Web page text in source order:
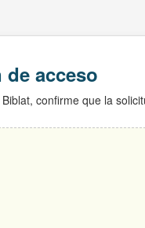
acceso
confirme que la